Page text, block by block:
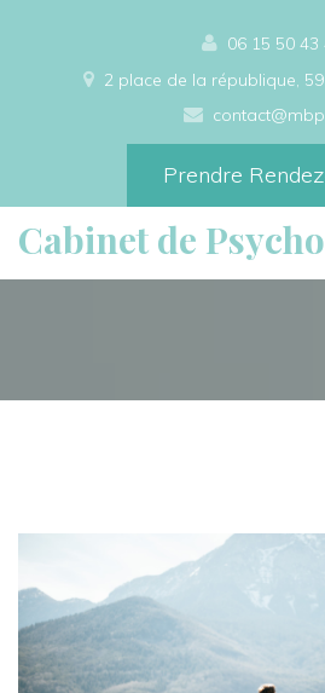
06 15 50 43
2 place de la république,
Prendre
Cabinet de